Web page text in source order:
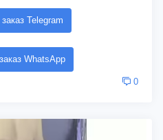
Telegram
WhatsApp
0